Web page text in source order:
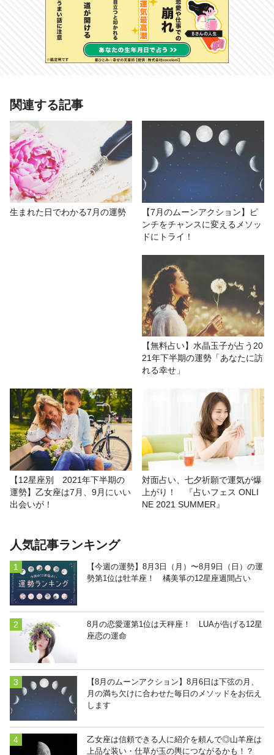
あわせて読みたい記事
立花アンの【2021年下半期のフォー
チュン・メッセージ】星座×タロッ
トで占うあなたの運勢は？
# おもしろ # フォーチュン・メッセージ # 今月の運勢
# タロット占い
関連する記事
生まれた日でわかる7月の運勢
【7月のムーンアクション】ピ
ンチをチャンスに変えるメソッ
ドにトライ！
【無料占い】水晶玉子が占う20
21年下半期の運勢「あなたに訪
れる幸せ」
【12星座別 2021年下半期の
運勢】乙女座は7月、9月にいい
出会いが！
対面占い、七夕祈願で運気が爆
上がり！ 『占いフェス ONLI
NE 2021 SUMMER』
人気記事ランキング
【今週の運勢】8月3日（月）〜8月9日（日）の運
勢第1位は牡羊座！ 橘美箏の12星座週間占い
8月の恋愛運第1位は天秤座！ LUAが告げる12星
座恋の運命
【8月のムーンアクション】8月6日は下弦の月、
月の満ち欠けに合わせた毎日のメソッドをお伝え
します
乙女座は信頼できる人に紹介を頼んで◎山羊座は
上品な装い・仕草が玉の輿につながるかも！？